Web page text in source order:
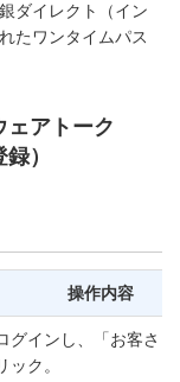
ダイレクト（イン
たワンタイムパス
ェアトーク
）
操作内容
グインし、「お客さ
ク。